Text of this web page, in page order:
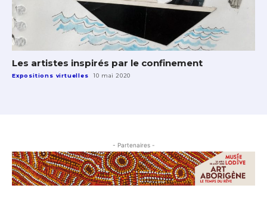
Les artistes inspirés par le confinement
Expositions virtuelles 10 mai 2020
- Partenaires -